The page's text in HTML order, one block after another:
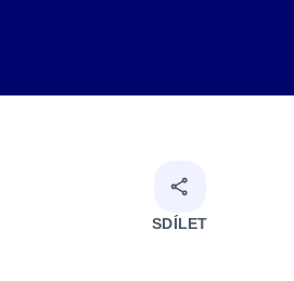
SDÍLET